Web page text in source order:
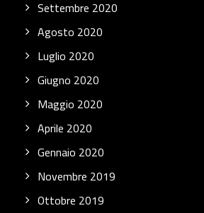
Settembre 2020
Agosto 2020
Luglio 2020
Giugno 2020
Maggio 2020
Aprile 2020
Gennaio 2020
Novembre 2019
Ottobre 2019